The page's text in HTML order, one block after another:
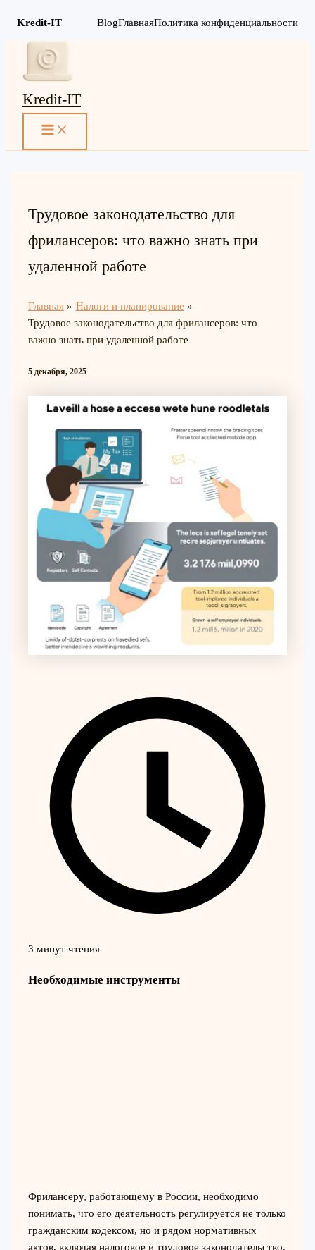
Kredit-IT BlogГлавнаяПолитика конфиденциальности
Перейти
содержимому
Kredit-IT
MAIN
Трудовое законодательство для
фрилансеров: что важно знать при
удаленной работе
Главная
Налоги и планирование
Трудовое законодательство для фрилансеров: что
важно знать при удаленной работе
5 декабря, 2025
3 минут чтения
Необходимые инструменты
Фрилансеру, работающему в России, необходимо
понимать, что его деятельность регулируется не только
гражданским кодексом, но и рядом нормативных
актов, включая налоговое и трудовое законодательство.